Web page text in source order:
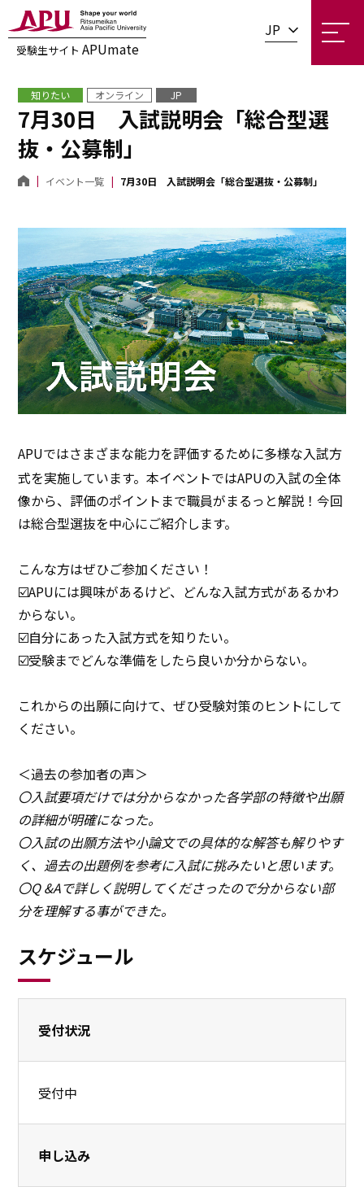
受験生サイト APUmate
JP
知りたい オンライン JP
7月30日 入試説明会「総合型選
抜・公募制」
イベント一覧 7月30日 入試説明会「総合型選抜・公募制」
APUではさまざまな能力を評価するために多様な入試方
式を実施しています。本イベントではAPUの入試の全体
像から、評価のポイントまで職員がまるっと解説！今回
は総合型選抜を中心にご紹介します。
こんな方はぜひご参加ください！
☑️APUには興味があるけど、どんな入試方式があるかわ
からない。
☑️自分にあった入試方式を知りたい。
☑️受験までどんな準備をしたら良いか分からない。
これからの出願に向けて、ぜひ受験対策のヒントにして
ください。
＜過去の参加者の声＞
〇入試要項だけでは分からなかった各学部の特徴や出願
の詳細が明確になった。
〇入試の出願方法や小論文での具体的な解答も解りやす
く、過去の出題例を参考に入試に挑みたいと思います。
〇Q &Aで詳しく説明してくださったので分からない部
分を理解する事ができた。
スケジュール
受付状況
受付中
申し込み